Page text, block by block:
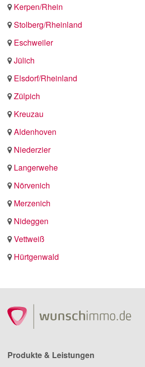
Kerpen/Rhein
Stolberg/Rheinland
Eschweiler
Jülich
Elsdorf/Rheinland
Zülpich
Kreuzau
Aldenhoven
Niederzier
Langerwehe
Nörvenich
Merzenich
Nideggen
Vettweiß
Hürtgenwald
Produkte & Leistungen